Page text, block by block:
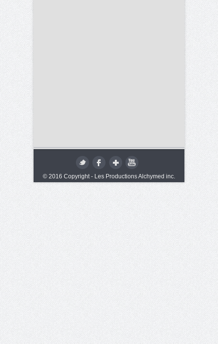
© 2016 Copyright - Les Productions Alchymed inc.